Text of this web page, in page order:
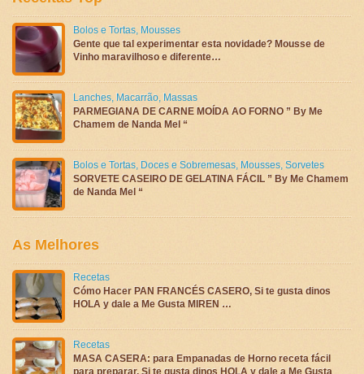
Bolos e Tortas, Mousses
Gente que tal experimentar esta novidade? Mousse de
Vinho maravilhoso e diferente…
Lanches, Macarrão, Massas
PARMEGIANA DE CARNE MOÍDA AO FORNO ” By Me
Chamem de Nanda Mel “
Bolos e Tortas, Doces e Sobremesas, Mousses, Sorvetes
SORVETE CASEIRO DE GELATINA FÁCIL ” By Me Chamem
de Nanda Mel “
As Melhores
Recetas
Cómo Hacer PAN FRANCÉS CASERO, Si te gusta dinos
HOLA y dale a Me Gusta MIREN …
Recetas
MASA CASERA: para Empanadas de Horno receta fácil